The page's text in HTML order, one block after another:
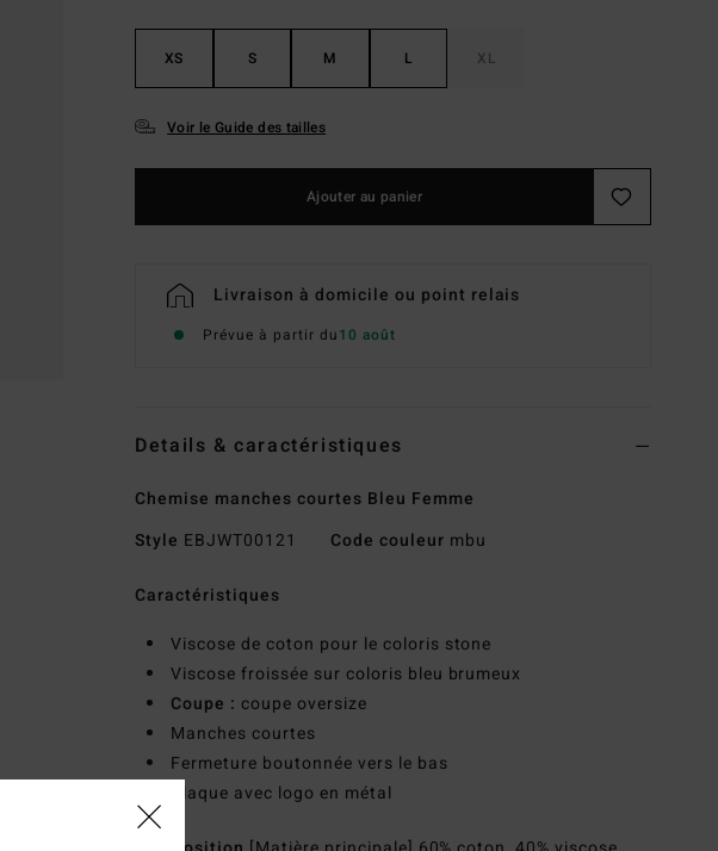
XS S M L XL
Voir le Guide des tailles
Ajouter au panier
Livraison à domicile ou point relais
Prévue à partir du10 août
Details & caractéristiques
Chemise manches courtes Bleu Femme
Style EBJWT00121 Code couleur mbu
Caractéristiques
Viscose de coton pour le coloris stone
Viscose froissée sur coloris bleu brumeux
Coupe : coupe oversize
Manches courtes
Fermeture boutonnée vers le bas
Plaque avec logo en métal